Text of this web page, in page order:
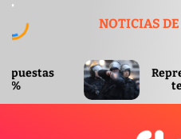
NOTICIAS
Represión descontrolada
terminó con más de